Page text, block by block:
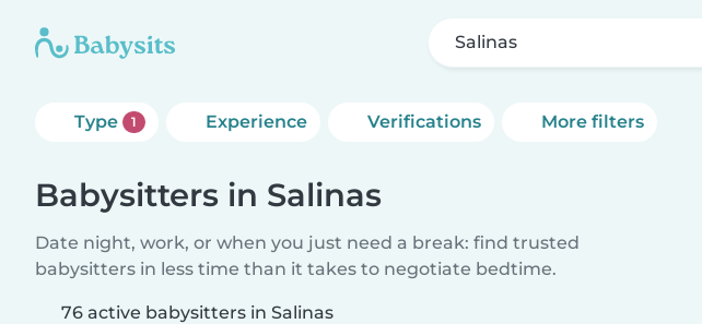
Salinas
Type 1 Experience Verifications More filters
Babysitters in Salinas
Date night, work, or when you just need a break: find trusted
babysitters in less time than it takes to negotiate bedtime.
76 active babysitters in Salinas